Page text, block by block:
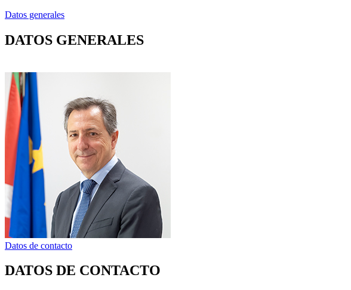
Datos generales
DATOS GENERALES
Datos de contacto
DATOS DE CONTACTO